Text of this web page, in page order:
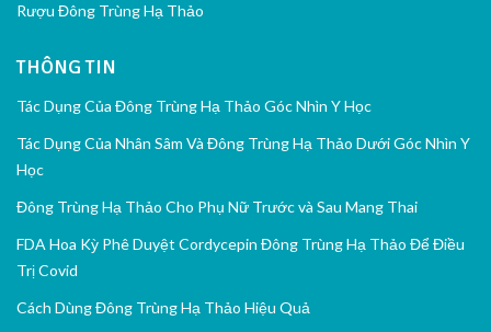
Rượu Đông Trùng Hạ Thảo
THÔNG TIN
Tác Dụng Của Đông Trùng Hạ Thảo Góc Nhìn Y Học
Tác Dụng Của Nhân Sâm Và Đông Trùng Hạ Thảo Dưới Góc Nhìn Y
Học
Đông Trùng Hạ Thảo Cho Phụ Nữ Trước và Sau Mang Thai
FDA Hoa Kỳ Phê Duyệt Cordycepin Đông Trùng Hạ Thảo Để Điều
Trị Covid
Cách Dùng Đông Trùng Hạ Thảo Hiệu Quả